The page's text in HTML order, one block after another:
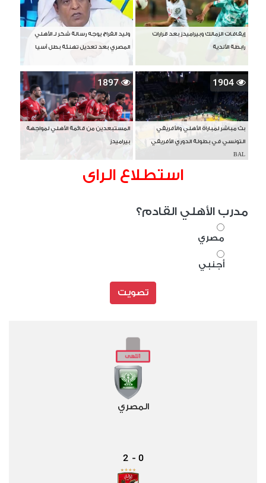
إيقافات الزمالك وبيراميدز بعد قرارات
رابطة الأندية
وليد الفراج يوجه رسالة شكر لـ الأهلي
المصري بعد تعديل تهنئة بطل آسيا
1904
بث مباشر لمباراة الأهلي والأفريقي
التونسي في بطولة الدوري الأفريقي
BAL
1897
المستبعدين من قائمة الأهلي لمواجهة
بيراميدز
استطلاع الراى
مدرب الأهلي القادم؟
مصري
أجنبي
تصويت
المصري
0
-
2